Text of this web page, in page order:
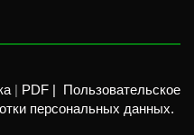
PDF |
Пользовательское
персональных данных.